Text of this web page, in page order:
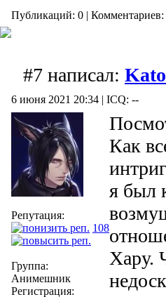
Публикаций: 0 | Комментариев:
#7 написал:
6 июня 2021 20:34 | ICQ: --
Репутация:
108
Группа:
Анимешник
Регистрация:
Как
я был
Хару.